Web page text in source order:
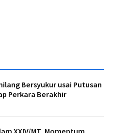
Bersyukur usai Putusan
Perkara Berakhir
XXIV/MT, Momentum